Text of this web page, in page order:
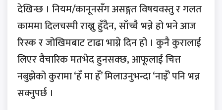
देखिन्छ । नियम/कानूनसँग असङ्गत विषयवस्तु र गलत
काममा दिलचस्पी राख्नु हुँदैन, साँच्चै भन्ने हो भने आज
रिस्क र जोखिमबाट टाढा भाग्ने दिन हो । कुनै कुरालाई
लिएर वैचारिक मतभेद हुनसक्छ, आफूलाई चित्त
नबुझेको कुरामा ‘हँ मा हँ’ मिलाउनुभन्दा ‘नाइँ’ पनि भन्न
सक्नुपर्छ ।